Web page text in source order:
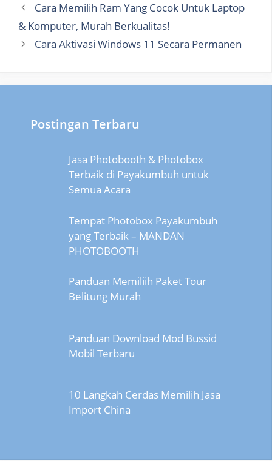
Cara Memilih Ram Yang Cocok Untuk Laptop
& Komputer, Murah Berkualitas!
Cara Aktivasi Windows 11 Secara Permanen
Postingan Terbaru
Jasa Photobooth & Photobox
Terbaik di Payakumbuh untuk
Semua Acara
Tempat Photobox Payakumbuh
yang Terbaik – MANDAN
PHOTOBOOTH
Panduan Memiliih Paket Tour
Belitung Murah
Panduan Download Mod Bussid
Mobil Terbaru
10 Langkah Cerdas Memilih Jasa
Import China